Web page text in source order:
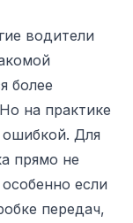
водители
более
на практике
ошибкой. Для
прямо не
если
передач,